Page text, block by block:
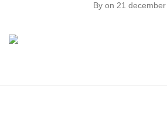
By on 21